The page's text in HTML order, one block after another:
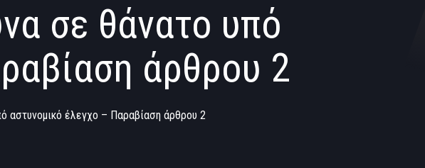
σε θάνατο υπό
άρθρου 2
αστυνομικό έλεγχο – Παραβίαση άρθρου 2